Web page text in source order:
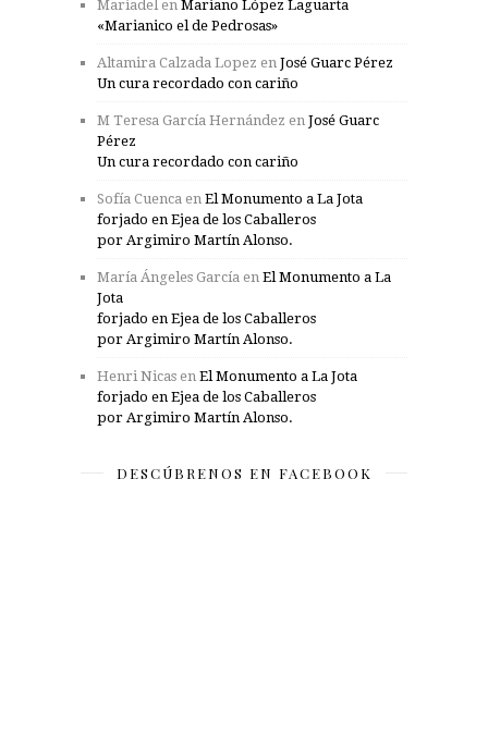
Mariadel en Mariano López Laguarta
«Marianico el de Pedrosas»
Altamira Calzada Lopez en José Guarc Pérez
Un cura recordado con cariño
M Teresa García Hernández en José Guarc
Pérez
Un cura recordado con cariño
Sofía Cuenca en El Monumento a La Jota
forjado en Ejea de los Caballeros
por Argimiro Martín Alonso.
María Ángeles García en El Monumento a La
Jota
forjado en Ejea de los Caballeros
por Argimiro Martín Alonso.
Henri Nicas en El Monumento a La Jota
forjado en Ejea de los Caballeros
por Argimiro Martín Alonso.
DESCÚBRENOS EN FACEBOOK